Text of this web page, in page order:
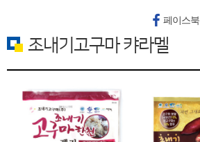
페이스북
조내기고구마 캬라멜